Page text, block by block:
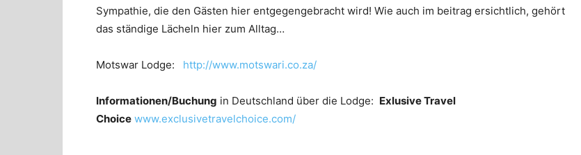
Sympathie, die den Gästen hier entgegengebracht wird! Wie auch im beitrag ersichtlich, gehört
das ständige Lächeln hier zum Alltag…
Motswar Lodge: http://www.motswari.co.za/
Informationen/Buchung in Deutschland über die Lodge: Exlusive Travel
Choice www.exclusivetravelchoice.com/